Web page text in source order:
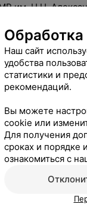
им. Н.Н.
СО2-лазера
Day
and
Hibakushas’
онлайн-лекции
приемы в
Наш сайт
удобства
статистики и
рекомендаций.
Вы можете
cookie или
Для получения
сроках и порядке
ознакомиться с